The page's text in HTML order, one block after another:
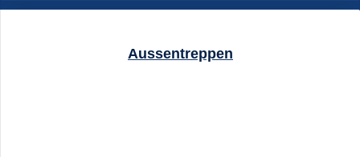
Aussentreppen